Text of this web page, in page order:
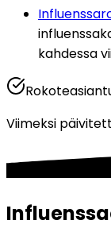
kahdessa
Viimeksi